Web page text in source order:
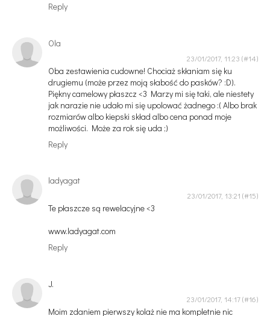
Reply
Ola
23/01/2017, 11:23
Oba zestawienia cudowne! Chociaż skłaniam się ku
drugiemu (może przez moją słabość do pasków? :D).
Piękny camelowy płaszcz <3 Marzy mi się taki, ale niestety
jak narazie nie udało mi się upolować żadnego :( Albo brak
rozmiarów albo kiepski skład albo cena ponad moje
możliwości. Może za rok się uda ;)
Reply
ladyagat
23/01/2017, 13:21
Te płaszcze są rewelacyjne <3
www.ladyagat.com
Reply
J.
23/01/2017, 14:17
Moim zdaniem pierwszy kolaż nie ma kompletnie nic